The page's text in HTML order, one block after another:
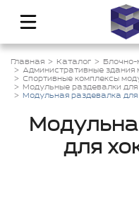
Главная Каталог
Блочно-
Административные здания
Спортивные комплексы
Модульные раздевалки
Модульная раздевалка
для